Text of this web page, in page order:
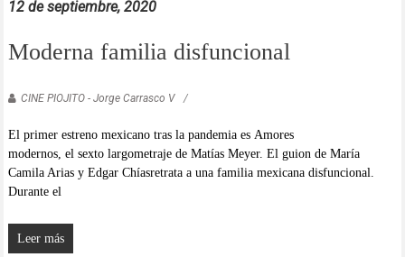
12 de septiembre, 2020
Moderna familia disfuncional
CINE PIOJITO - Jorge Carrasco V
El primer estreno mexicano tras la pandemia es Amores
modernos, el sexto largometraje de Matías Meyer. El guion de María
Camila Arias y Edgar Chíasretrata a una familia mexicana disfuncional.
Durante el
Leer más